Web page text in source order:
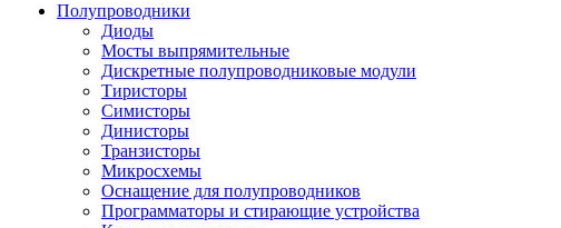
Полупроводники
Диоды
Мосты выпрямительные
Дискретные полупроводниковые модули
Тиристоры
Симисторы
Динисторы
Транзисторы
Микросхемы
Оснащение для полупроводников
Программаторы и стирающие устройства